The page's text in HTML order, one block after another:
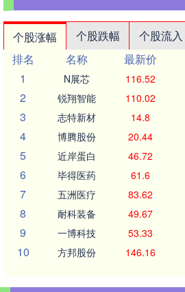
个股涨幅 个股跌幅 个股流入
排名
名称 最新价
1
N展芯 116.52
2 锐翔智能 110.02
3 志特新材 14.8
4 博腾股份 20.44
5 近岸蛋白 46.72
6 毕得医药 61.6
7 五洲医疗 83.62
8 耐科装备 49.67
9 一博科技 53.33
10 方邦股份 146.16